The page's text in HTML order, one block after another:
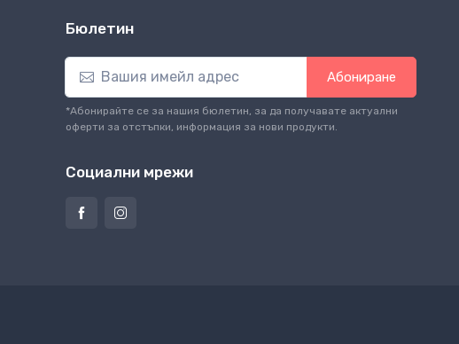
Бюлетин
Абониране
*Абонирайте се за нашия бюлетин, за да получавате актуални
оферти за отстъпки, информация за нови продукти.
Социални мрежи